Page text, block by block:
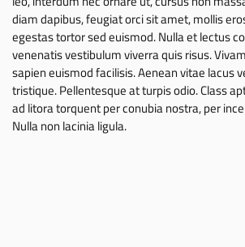
diam dapibus, feugiat orci sit amet, mollis
egestas tortor sed euismod. Nulla et lectus
venenatis vestibulum viverra quis risus.
sapien euismod facilisis. Aenean vitae lacus
tristique. Pellentesque at turpis odio. Class
ad litora torquent per conubia nostra, per
Nulla non lacinia ligula.